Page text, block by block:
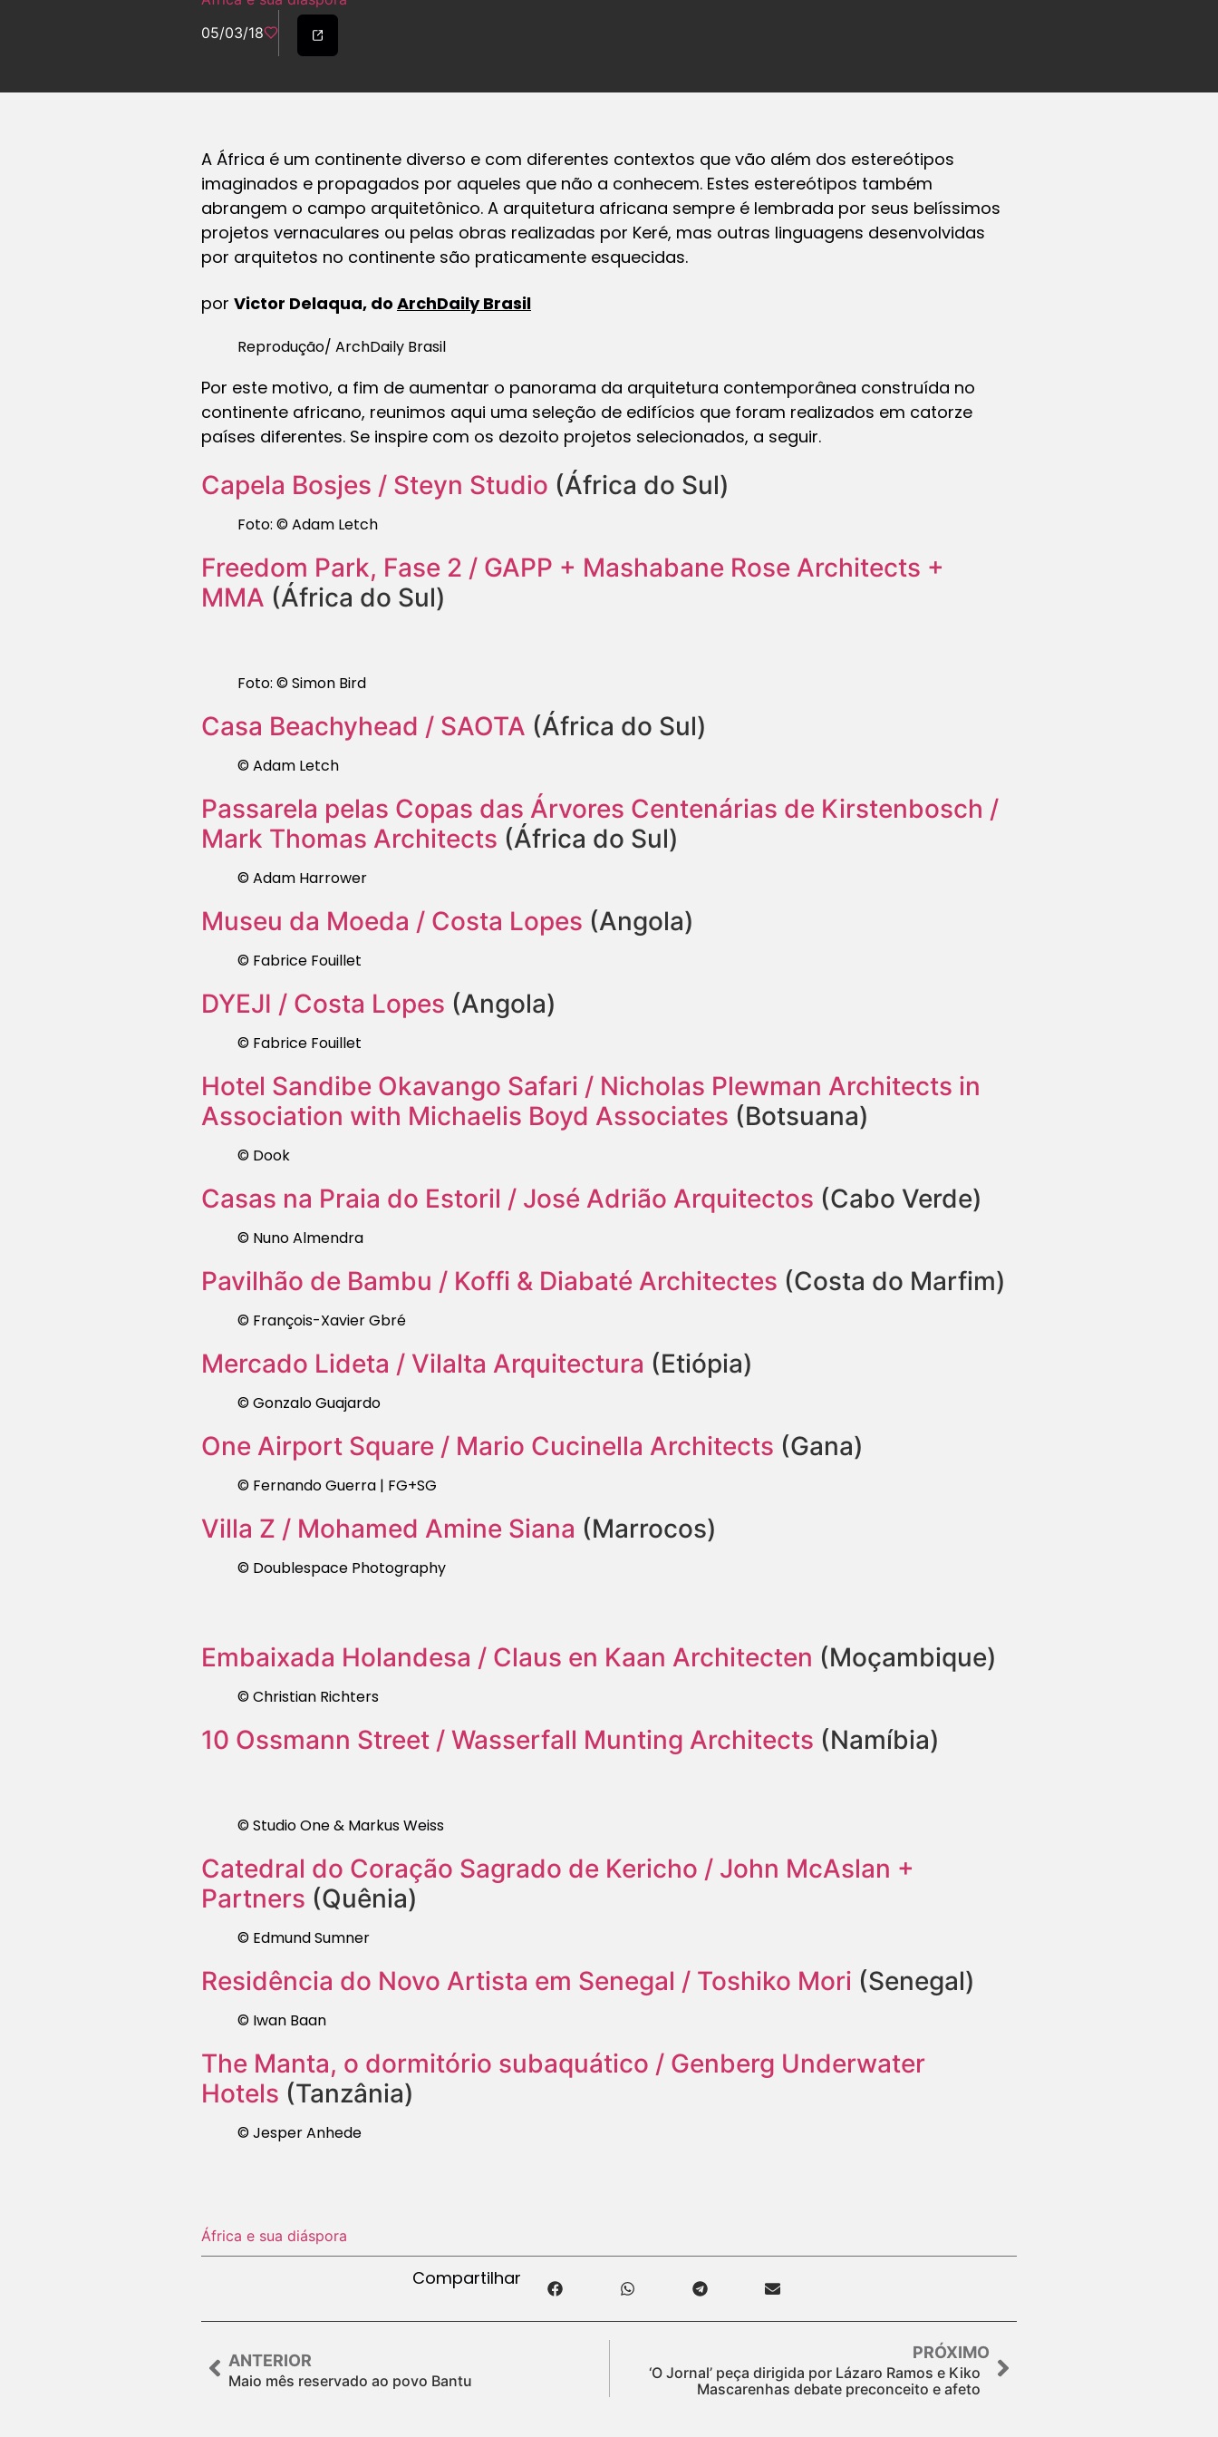
05/03/18
A África é um continente diverso e com diferentes contextos que vão além dos estereótipos
imaginados e propagados por aqueles que não a conhecem. Estes estereótipos também
abrangem o campo arquitetônico. A arquitetura africana sempre é lembrada por seus belíssimos
projetos vernaculares ou pelas obras realizadas por Keré, mas outras linguagens desenvolvidas
por arquitetos no continente são praticamente esquecidas.
por Victor Delaqua, do ArchDaily Brasil
Reprodução/ ArchDaily Brasil
Por este motivo, a fim de aumentar o panorama da arquitetura contemporânea construída no
continente africano, reunimos aqui uma seleção de edifícios que foram realizados em catorze
países diferentes. Se inspire com os dezoito projetos selecionados, a seguir.
Capela Bosjes / Steyn Studio (África do Sul)
Foto: © Adam Letch
Freedom Park, Fase 2 / GAPP + Mashabane Rose Architects +
MMA (África do Sul)
Foto: © Simon Bird
Casa Beachyhead / SAOTA (África do Sul)
© Adam Letch
Passarela pelas Copas das Árvores Centenárias de Kirstenbosch /
Mark Thomas Architects (África do Sul)
© Adam Harrower
Museu da Moeda / Costa Lopes (Angola)
© Fabrice Fouillet
DYEJI / Costa Lopes (Angola)
© Fabrice Fouillet
Hotel Sandibe Okavango Safari / Nicholas Plewman Architects in
Association with Michaelis Boyd Associates (Botsuana)
© Dook
Casas na Praia do Estoril / José Adrião Arquitectos (Cabo Verde)
© Nuno Almendra
Pavilhão de Bambu / Koffi & Diabaté Architectes (Costa do Marfim)
© François-Xavier Gbré
Mercado Lideta / Vilalta Arquitectura (Etiópia)
© Gonzalo Guajardo
One Airport Square / Mario Cucinella Architects (Gana)
© Fernando Guerra | FG+SG
Villa Z / Mohamed Amine Siana (Marrocos)
© Doublespace Photography
Embaixada Holandesa / Claus en Kaan Architecten (Moçambique)
© Christian Richters
10 Ossmann Street / Wasserfall Munting Architects (Namíbia)
© Studio One & Markus Weiss
Catedral do Coração Sagrado de Kericho / John McAslan +
Partners (Quênia)
© Edmund Sumner
Residência do Novo Artista em Senegal / Toshiko Mori (Senegal)
© Iwan Baan
The Manta, o dormitório subaquático / Genberg Underwater
Hotels (Tanzânia)
© Jesper Anhede
África e sua diáspora
Compartilhar
ANTERIOR
Maio mês reservado ao povo Bantu
PRÓXIMO
‘O Jornal’ peça dirigida por Lázaro Ramos e Kiko
Mascarenhas debate preconceito e afeto